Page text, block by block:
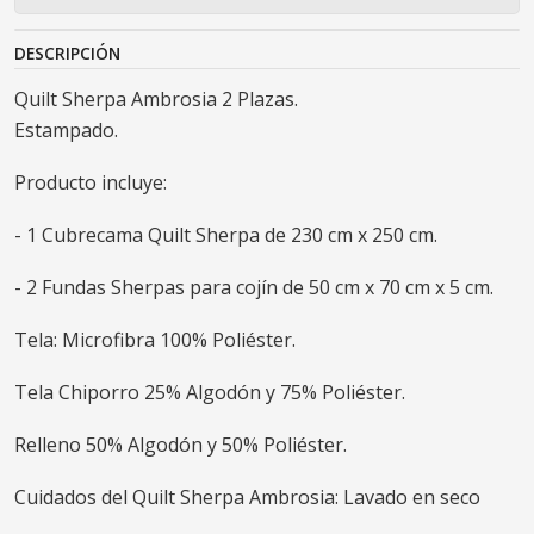
DESCRIPCIÓN
Quilt Sherpa Ambrosia 2 Plazas.
Estampado.
Producto incluye:
- 1 Cubrecama Quilt Sherpa de 230 cm x 250 cm.
- 2 Fundas Sherpas para cojín de 50 cm x 70 cm x 5 cm.
Tela: Microfibra 100% Poliéster.
Tela Chiporro 25% Algodón y 75% Poliéster.
Relleno 50% Algodón y 50% Poliéster.
Cuidados del Quilt Sherpa Ambrosia: Lavado en seco